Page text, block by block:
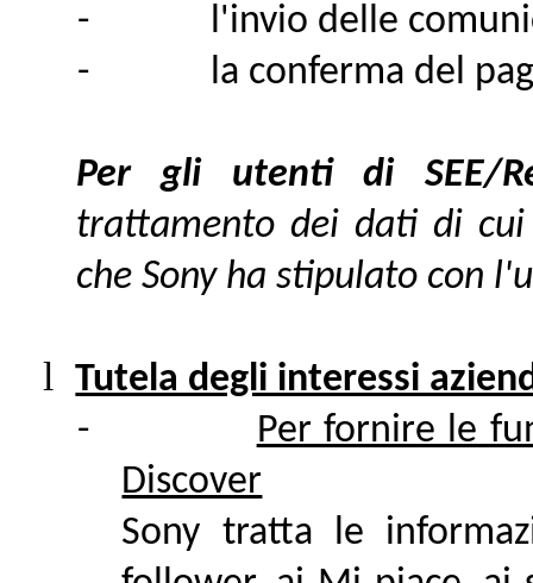
-
l'invio delle
-
la conferma del
Per gli utenti di SEE/
trattamento dei dati di
che Sony ha stipulato con
l Tutela degli interessi
-
Per fornire le
Discover
Sony tratta le